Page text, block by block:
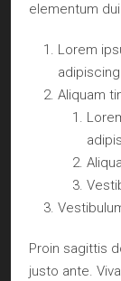
elementum
Lorem
Aliquam
Proin sagittis
justo ante.